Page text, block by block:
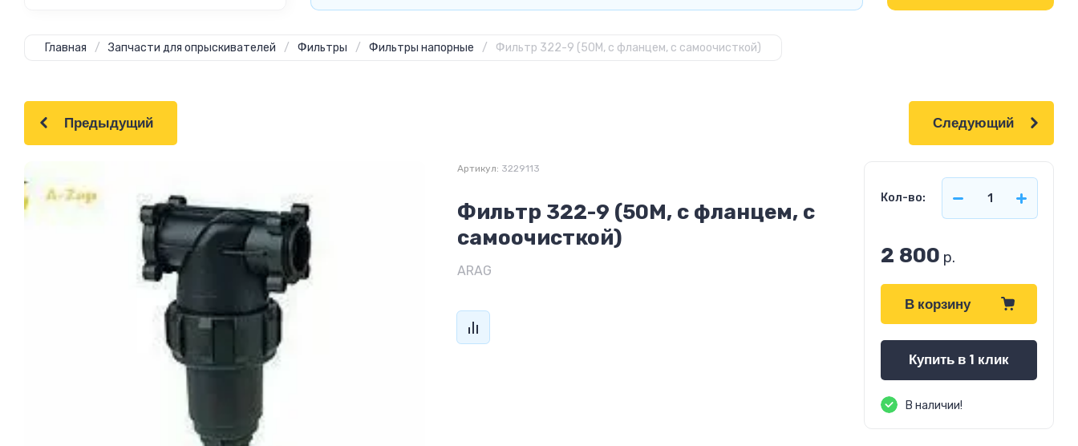
Главная / Запчасти для опрыскивателей / Фильтры / Фильтры напорные / Фильтр 322-9 (50М, с фланцем, с самоочисткой)
Предыдущий Следующий
Артикул: 3229113
Фильтр 322-9 (50М, с фланцем, с
самоочисткой)
ARAG
Кол-во:
2 800 р.
В корзину
Купить в 1 клик
В наличии!